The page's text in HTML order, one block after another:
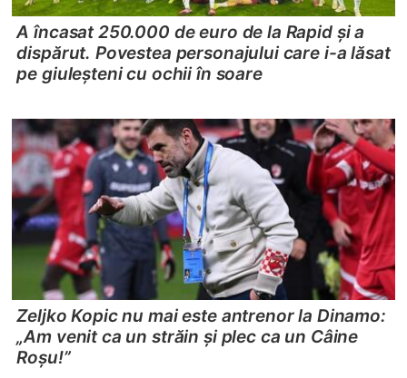
A încasat 250.000 de euro de la Rapid și a
dispărut. Povestea personajului care i-a lăsat
pe giuleșteni cu ochii în soare
Zeljko Kopic nu mai este antrenor la Dinamo:
„Am venit ca un străin și plec ca un Câine
Roșu!”